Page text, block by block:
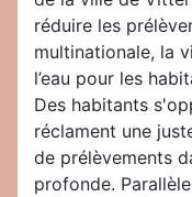
réduire les
multinationale, la
l’eau pour les
Des habitants
réclament une
de prélèvements
profonde.